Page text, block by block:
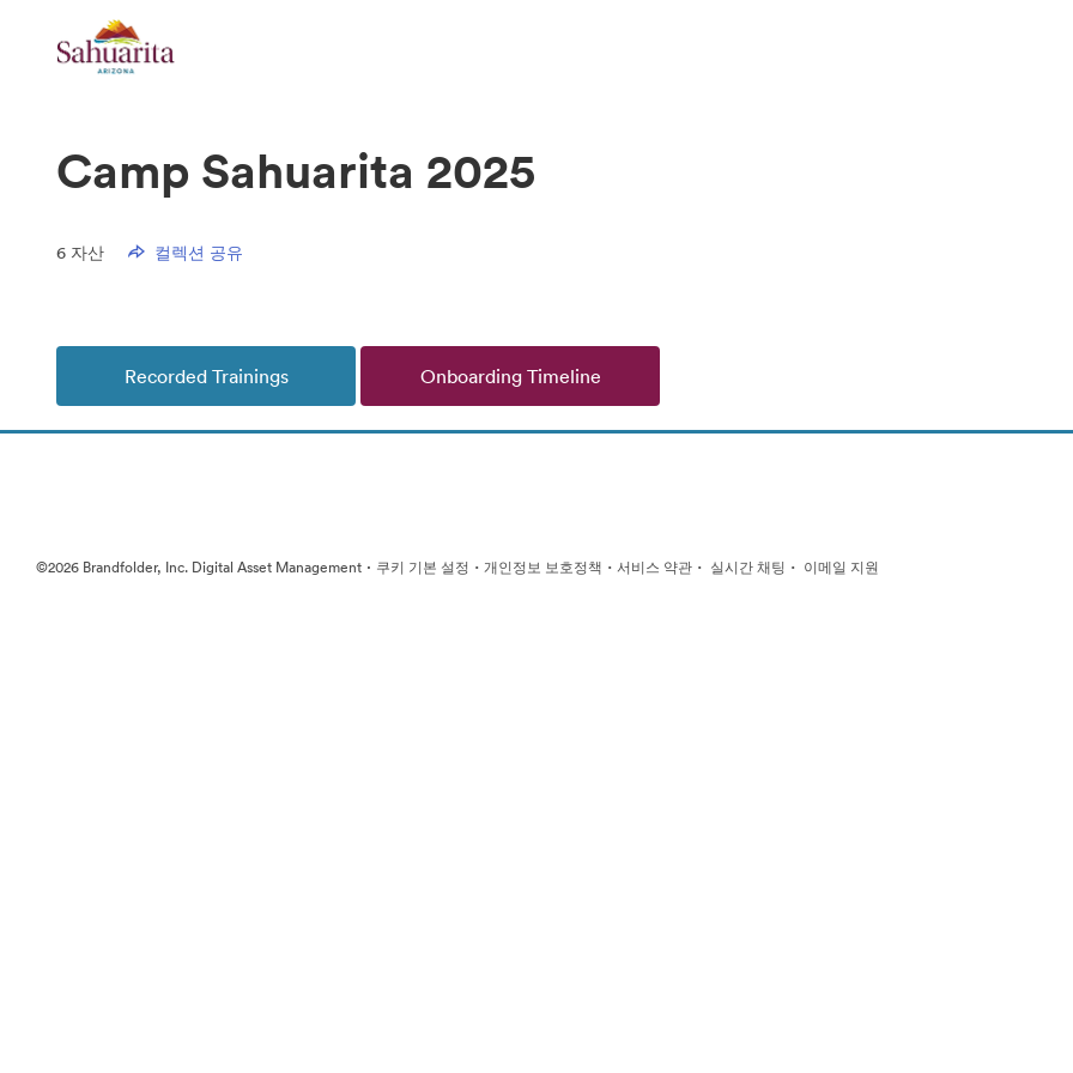
Camp Sahuarita 2025
6 자산 컬렉션 공유
Recorded Trainings Onboarding Timeline
©2026 Brandfolder, Inc. Digital Asset Management · 쿠키 기본 설정 · 개인정보 보호정책 · 서비스 약관 · 실시간 채팅 · 이메일 지원